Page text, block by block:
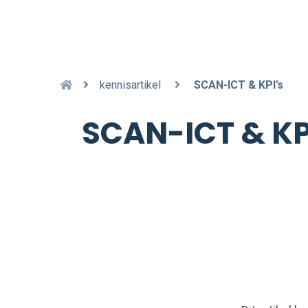
kennisartikel SCAN-ICT & KPI’s
SCAN-ICT &